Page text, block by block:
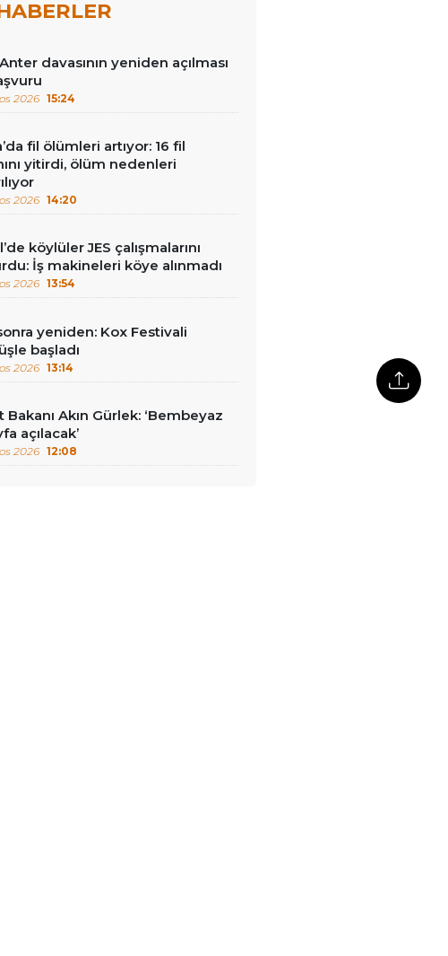
davasının yeniden açılması
2026 15:24
fil ölümleri artıyor: 16 fil
yitirdi, ölüm nedenleri
2026 14:20
köylüler JES çalışmalarını
İş makineleri köye alınmadı
2026 13:54
yeniden: Kox Festivali
başladı
2026 13:14
Bakanı Akın Gürlek: ‘Bembeyaz
açılacak’
2026 12:08